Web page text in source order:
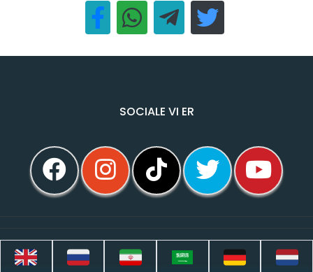
SOCIALE VI ER